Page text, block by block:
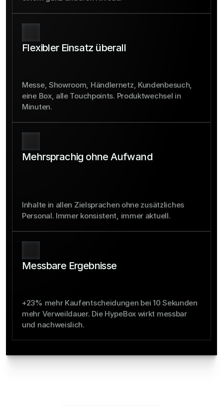
Flexibler Einsatz überall
Messe, Showroom, Händlernetz, Kundenbesuch,
eine Box, alle Touchpoints. Produktwechsel in
Minuten.
Mehrsprachig ohne Aufwand
Inhalte in allen Zielsprachen ohne zusätzliches
Personal. Immer konsistent, immer aktuell.
Messbare Ergebnisse
+23% mehr Kaufentscheidungen bei 10 Sekunden
mehr Verweildauer. Die HypeBox wirkt messbar
und nachweislich.